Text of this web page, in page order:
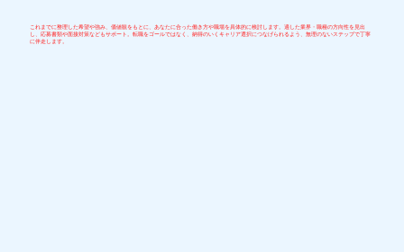
これまでに整理した希望や強み、価値観をもとに、あなたに合った働き方や職場を具体的に検討します。適した業界・職種の方向性を見出
し、応募書類や面接対策などもサポート。転職をゴールではなく、納得のいくキャリア選択につなげられるよう、無理のないステップで丁寧
に伴走します。